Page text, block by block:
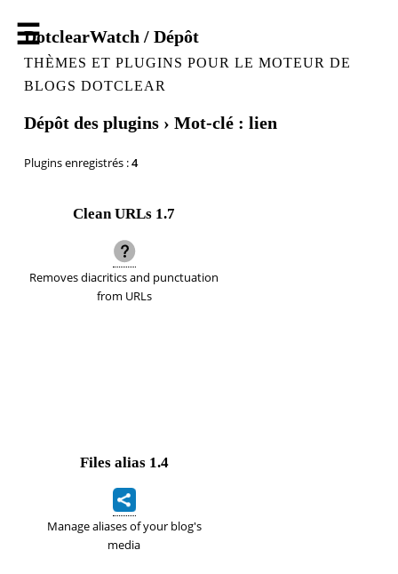
DotclearWatch / Dépôt
THÈMES ET PLUGINS POUR LE MOTEUR DE
BLOGS DOTCLEAR
Dépôt des plugins› Mot-clé : lien
Plugins enregistrés :4
Clean URLs 1.7
Removes diacritics and punctuation
from URLs
Files alias1.4
Manage aliases of your blog's
media